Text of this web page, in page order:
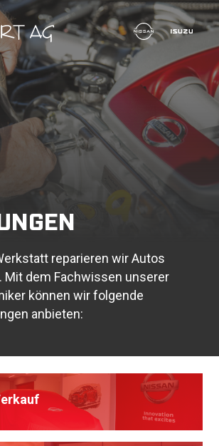
reparieren wir Autos
Mit dem Fachwissen unserer
können wir folgende
anbieten: